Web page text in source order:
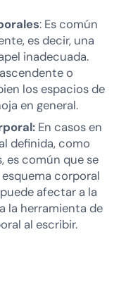
: Es común
es decir, una
inadecuada.
o
los espacios de
en general.
En casos en
definida, como
es común que se
corporal
afectar a la
la herramienta de
al escribir.